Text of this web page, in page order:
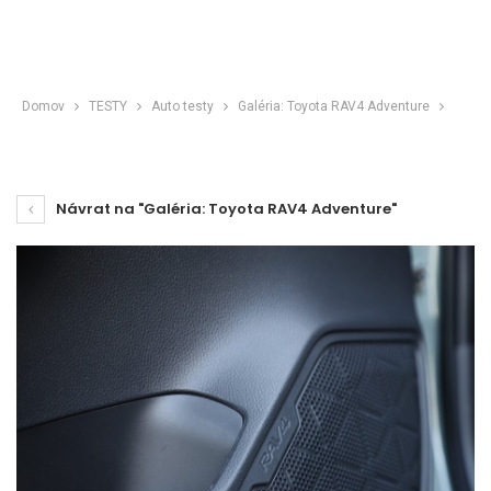
Domov TESTY Auto testy Galéria: Toyota RAV4 Adventure
Návrat na "Galéria: Toyota RAV4 Adventure"